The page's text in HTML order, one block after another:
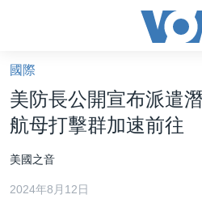
礙
鏈
接
跳
轉
內
美國大選2024
國際
美防長公開宣布派遣
航母打擊群加速前往
美國之音
2024年8月12日